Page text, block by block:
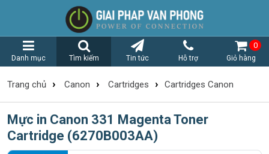
Danh mục Tìm kiếm Tin tức Hỗ trợ Giỏ hàng
0
Trang chủ › Canon › Cartridges › Cartridges Canon
Mực in Canon 331 Magenta Toner
Cartridge (6270B003AA)